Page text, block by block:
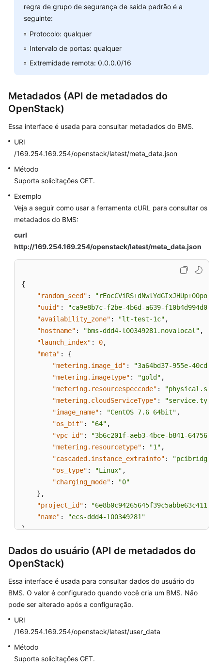
regra de grupo de segurança de saída padrão é a
seguinte:
Protocolo: qualquer
Intervalo de portas: qualquer
Extremidade remota: 0.0.0.0/16
Metadados (API de metadados do
OpenStack)
Essa interface é usada para consultar metadados do BMS.
URI
/169.254.169.254/openstack/latest/meta_data.json
Método
Suporta solicitações GET.
Exemplo
Veja a seguir como usar a ferramenta cURL para consultar os
metadados do BMS:
curl
http://169.254.169.254/openstack/latest/meta_data.json
{
"random_seed" :
"uuid" : "ca9e8b7c-f2be-4b6d-a639-f10b4d994d04"
"availability_zone" : "lt-test-1c" ,
"hostname" : "bms-ddd4-l00349281.novalocal" ,
"launch_index" : 0,
"meta" :
{
"metering.image_id" :
"3a64bd37-955e-40cd-
"metering.imagetype" : "gold" ,
"metering.resourcespeccode" :
"metering.cloudServiceType" :
"image_name" : "CentOS 7.6 64bit" ,
"os_bit" : "64" ,
"vpc_id" :
"3b6c201f-aeb3-4bce-b841-
"metering.resourcetype" : "1" ,
"cascaded.instance_extrainfo" :
"os_type" : "Linux" ,
"charging_mode" :
"0"
} ,
"project_id" :
"name" :
"ecs-ddd4-l00349281"
}
Dados do usuário (API de metadados do
OpenStack)
Essa interface é usada para consultar dados do usuário do
BMS. O valor é configurado quando você cria um BMS. Não
pode ser alterado após a configuração.
URI
/169.254.169.254/openstack/latest/user_data
Método
Suporta solicitações GET.